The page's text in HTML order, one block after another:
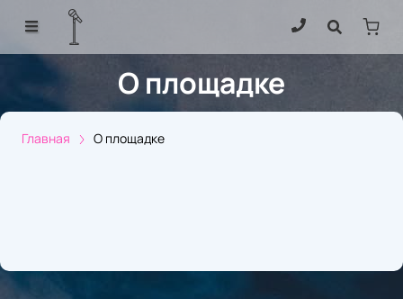
О площадке
Главная О площадке